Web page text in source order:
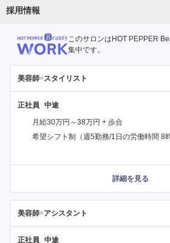
採用情報
このサロンはHOT PEPPER
集中です。
美容師×スタイリスト
正社員
月給30万円～38万円 + 歩合
希望シフト制（週5勤務/1日の労働時間 8
詳細を見る
美容師×アシスタント
正社員